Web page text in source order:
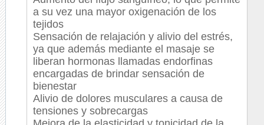
a su vez una mayor oxigenación de los
tejidos
Sensación de relajación y alivio del estrés,
ya que además mediante el masaje se
liberan hormonas llamadas endorfinas
encargadas de brindar sensación de
bienestar
Alivio de dolores musculares a causa de
tensiones y sobrecargas